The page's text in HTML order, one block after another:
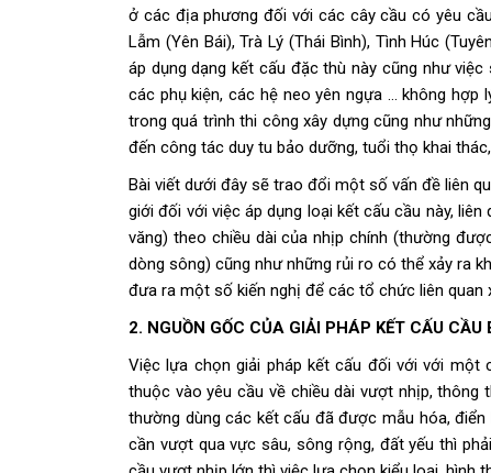
ở các địa phương đối với các cây cầu có yêu
Lẫm (Yên Bái), Trà Lý (Thái Bình), Tình Húc
áp dụng dạng kết cấu đặc thù này cũng như
các phụ kiện, các hệ neo yên ngựa … không hợp
trong quá trình thi công xây dựng cũng như
đến công tác duy tu bảo dưỡng, tuổi thọ khai
Bài viết dưới đây sẽ trao đổi một số vấn đề liên
giới đối với việc áp dụng loại kết cấu cầu này,
văng) theo chiều dài của nhịp chính (thường
dòng sông) cũng như những rủi ro có thể xảy ra
đưa ra một số kiến nghị để các tổ chức liên quan
2. NGUỒN GỐC CỦA GIẢI PHÁP KẾT CẤU CẦU
Việc lựa chọn giải pháp kết cấu đối với với
thuộc vào yêu cầu về chiều dài vượt nhịp, thông
thường dùng các kết cấu đã được mẫu hóa,
cần vượt qua vực sâu, sông rộng, đất yếu thì